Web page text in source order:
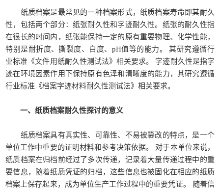
纸质档案是最常见的一种档案形式，纸质档案寿命即其耐久
性，包括两个部分：纸张耐久性和字迹耐久性。纸张的耐久性指
在很长的时间内，纸张能保持一定的原有重要物理、化学性能，
特别是耐折度、撕裂度、白度、pH值等的能力。 其研究遵循行
业标准《文件用纸耐久性测试法》相关要求。 字迹耐久性是指字
迹在环境因素作用下保持原有色泽和清晰度的能力，其研究遵循
行业标准《档案字迹材料耐久性测试法》相关要求。
一、纸质档案耐久性探讨的意义
纸质档案具有真实性、可靠性、不易被篡改的特点，是一个
单位工作中重要的证明材料和参考决策依据。 对于本单位来说，
纸质档案在归档前经过了多次传递，记录着大量传递过程中的重
要信息，随着纸质凭证的归档，这些信息也被固化在相应的纸质
档案上保存起来，成为单位生产工作过程中的重要凭证。 随着信